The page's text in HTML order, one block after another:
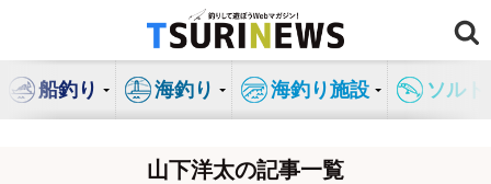
ン
船釣り 海釣り 海釣り施設 ソル
山下洋太の記事一覧